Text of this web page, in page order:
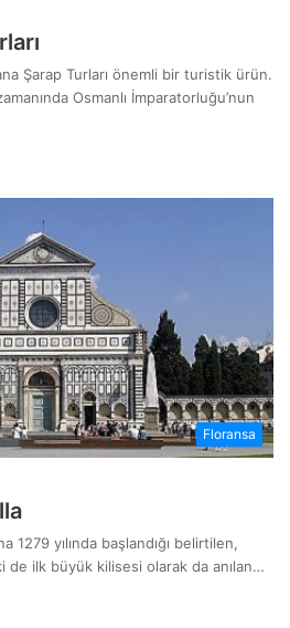
Şarap Turları önemli bir turistik ürün.
Osmanlı İmparatorluğu’nun
Floransa
1279 yılında başlandığı belirtilen,
de ilk büyük kilisesi olarak da anılan…